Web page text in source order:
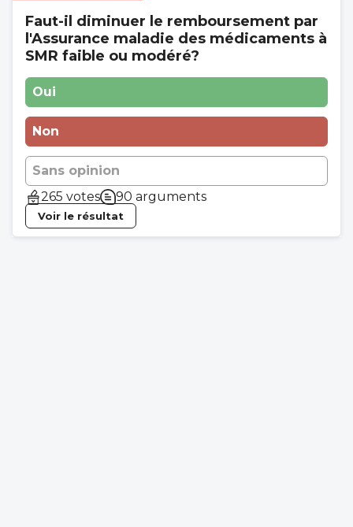
Faut-il diminuer le remboursement par
l'Assurance maladie des médicaments à
SMR faible ou modéré?
Oui
Non
Sans opinion
265 votes
90 arguments
Voir le résultat